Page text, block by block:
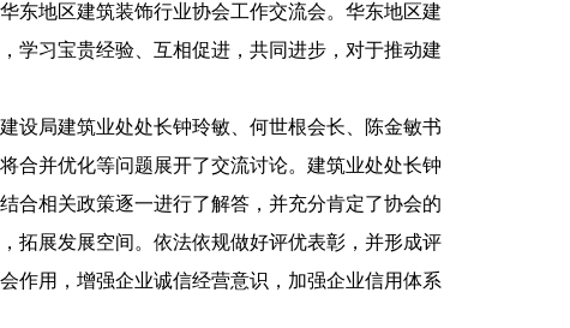
东地区建筑装饰行业协会工作交流会。华东地区建
学习宝贵经验、互相促进，共同进步，对于推动建
设局建筑业处处长钟玲敏、何世根会长、陈金敏书
合并优化等问题展开了交流讨论。建筑业处处长钟
合相关政策逐一进行了解答，并充分肯定了协会的
拓展发展空间。依法依规做好评优表彰，并形成评
作用，增强企业诚信经营意识，加强企业信用体系